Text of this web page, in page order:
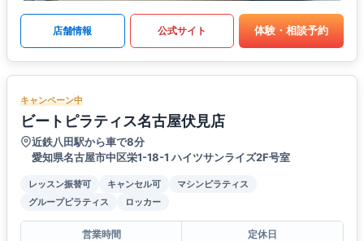
店舗情報 公式サイト 体験・相談予約
キャンペーン中
ビートピラティス名古屋伏見店
近鉄八田駅から車で8分
愛知県名古屋市中区栄1-18-1 ハイツサンライズ2F号室
レッスン振替可 キャンセル可
マシンピラティス
グループピラティス
ロッカー
営業時間
定休日